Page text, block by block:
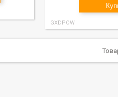
GXDPOW